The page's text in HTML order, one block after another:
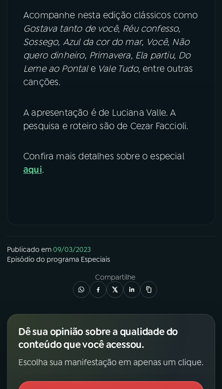
Acompanhe nesta edição clássicos como
Gostava tanto de você, Réu confesso,
Sossego, Azul da cor do mar, Você, Não
quero dinheiro, Primavera, Ela partiu, Do
Leme ao PontaleVale Tudo, entre outras
canções.
A apresentação é de Luciana Valle. A
pesquisa e roteiro são de Cezar Faccioli.
Confira mais detalhes sobre o especial
aqui.
Publicado em09/03/2023
Episódio do programa Especiais
Compartilhe
Dê sua opinião sobre a qualidade do
conteúdo que você acessou.
Escolha sua manifestação em apenas um clique.